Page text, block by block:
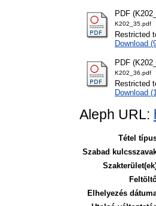
PDF
K202_35.pdf
Restricted
Download
PDF
K202_36.pdf
Restricted
Download
Aleph URL:
Tétel
Szabad
Elhelyezés